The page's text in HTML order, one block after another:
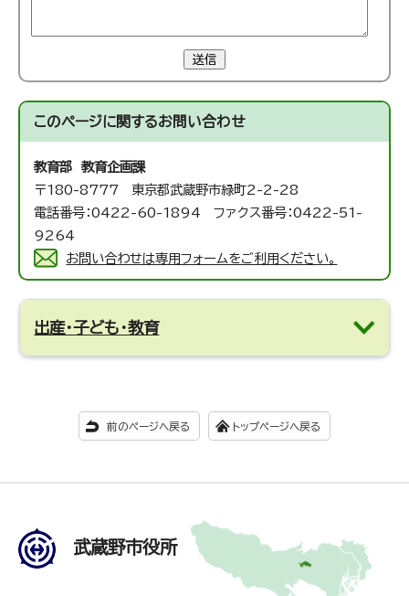
送信
このページに関するお問い合わせ
教育部 教育企画課
〒180-8777 東京都武蔵野市緑町2-2-28
電話番号：0422-60-1894 ファクス番号：0422-51-
9264
お問い合わせは専用フォームをご利用ください。
出産・子ども・教育
前のページへ戻る トップページへ戻る
武蔵野市役所